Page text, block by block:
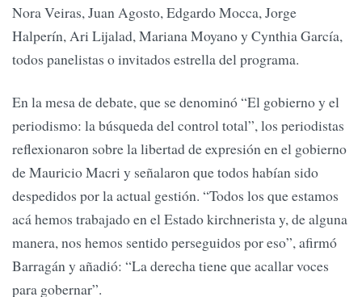
Nora Veiras, Juan Agosto, Edgardo Mocca, Jorge
Halperín, Ari Lijalad, Mariana Moyano y Cynthia García,
todos panelistas o invitados estrella del programa.
En la mesa de debate, que se denominó “El gobierno y el
periodismo: la búsqueda del control total”, los periodistas
reflexionaron sobre la libertad de expresión en el gobierno
de Mauricio Macri y señalaron que todos habían sido
despedidos por la actual gestión. “Todos los que estamos
acá hemos trabajado en el Estado kirchnerista y, de alguna
manera, nos hemos sentido perseguidos por eso”, afirmó
Barragán y añadió: “La derecha tiene que acallar voces
para gobernar”.